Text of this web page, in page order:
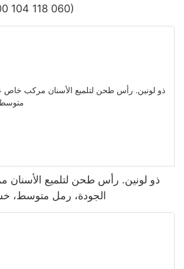
104 118 060)
ذو لونين. رأس طحن لتلميع
الجودة، رمل متوسط،